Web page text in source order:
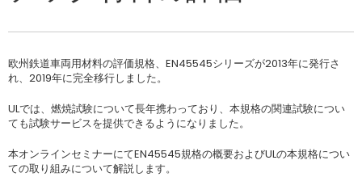
欧州鉄道車両用材料の評価規格、EN45545シリーズが2013年に発行さ
れ、2019年に完全移行しました。
ULでは、燃焼試験について長年携わっており、本規格の関連試験につい
ても試験サービスを提供できるようになりました。
本オンラインセミナーにてEN45545規格の概要およびULの本規格につい
ての取り組みについて解説します。